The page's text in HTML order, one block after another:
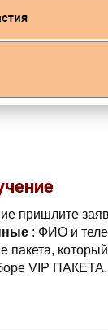
пришлите
: ФИО и
пакета,
VIP ПАКЕТА.